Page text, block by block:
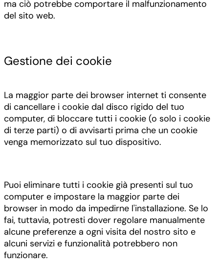
ma ciò potrebbe comportare il malfunzionamento
del sito web.
Gestione dei cookie
La maggior parte dei browser internet ti consente
di cancellare i cookie dal disco rigido del tuo
computer, di bloccare tutti i cookie (o solo i cookie
di terze parti) o di avvisarti prima che un cookie
venga memorizzato sul tuo dispositivo.
Puoi eliminare tutti i cookie già presenti sul tuo
computer e impostare la maggior parte dei
browser in modo da impedirne l'installazione. Se lo
fai, tuttavia, potresti dover regolare manualmente
alcune preferenze a ogni visita del nostro sito e
alcuni servizi e funzionalità potrebbero non
funzionare.